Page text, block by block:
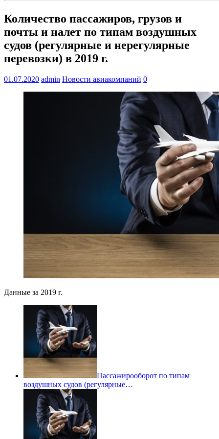
Количество пассажиров, грузов и
почты и налет по типам воздушных
судов (регулярные и нерегулярные
перевозки) в 2019 г.
01.07.2020 admin Новости авиакомпаний 0
Данные за 2019 г.
Пассажирооборот по типам
воздушных судов (регулярные…